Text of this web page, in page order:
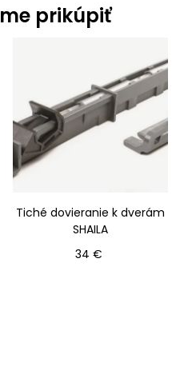
prikúpiť
Tiché dovieranie k dverám
SHAILA
Cena
34 €